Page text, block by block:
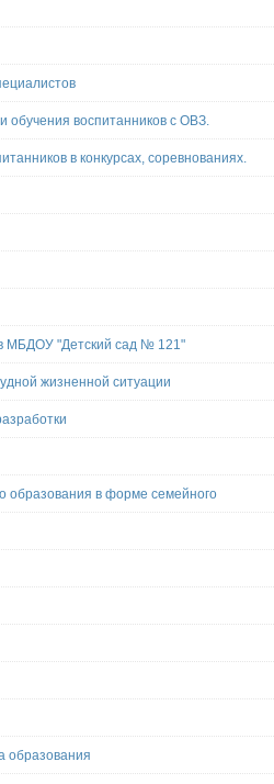
обучения воспитанников с ОВЗ.
в конкурсах, соревнованиях.
МБДОУ "Детский сад № 121"
жизненной ситуации
образования в форме семейного
образования